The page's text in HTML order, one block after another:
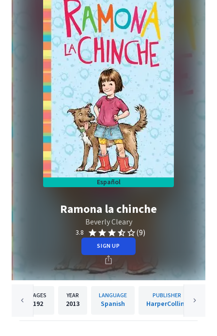
Español
Ramona la chinche
Beverly Cleary
3.8 (9)
SIGN UP
PAGES
192
YEAR
2013
LANGUAGE
Spanish
PUBLISHER
HarperCollins